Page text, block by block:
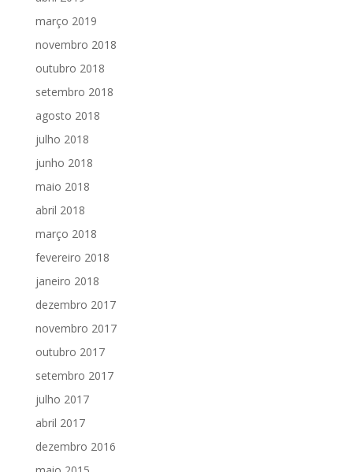
março 2019
novembro 2018
outubro 2018
setembro 2018
agosto 2018
julho 2018
junho 2018
maio 2018
abril 2018
março 2018
fevereiro 2018
janeiro 2018
dezembro 2017
novembro 2017
outubro 2017
setembro 2017
julho 2017
abril 2017
dezembro 2016